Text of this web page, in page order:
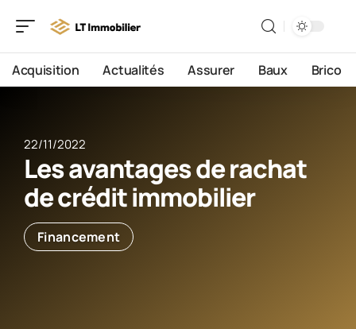
Acquisition Actualités Assurer Baux Brico
22/11/2022
Les avantages de rachat
de crédit immobilier
Financement